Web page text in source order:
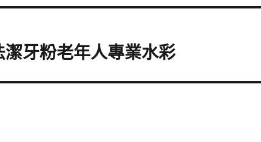
牙粉老年人專業水彩